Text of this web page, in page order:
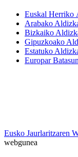
Euskal Herriko
Arabako
Bizkaiko
Gipuzkoako
Estatuko
Europar
Eusko Jaurlaritzaren
webgunea